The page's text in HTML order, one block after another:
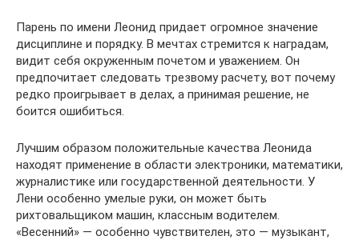
Парень по имени Леонид придает огромное значение
дисциплине и порядку. В мечтах стремится к наградам,
видит себя окруженным почетом и уважением. Он
предпочитает следовать трезвому расчету, вот почему
редко проигрывает в делах, а принимая решение, не
боится ошибиться.
Лучшим образом положительные качества Леонида
находят применение в области электроники, математики,
журналистике или государственной деятельности. У
Лени особенно умелые руки, он может быть
рихтовальщиком машин, классным водителем.
«Весенний» — особенно чувствителен, это — музыкант,